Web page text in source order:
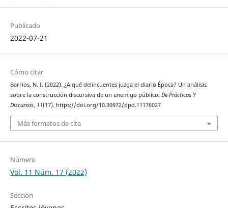
Publicado
2022-07-21
Cómo citar
Barrios, N. I. (2022). ¿A qué delincuentes juzga el diario Época? Un análisis
sobre la construcción discursiva de un enemigo público. De Prácticas Y
Discursos, 11(17). https://doi.org/10.30972/dpd.11176027
Más formatos de cita
Número
Vol. 11 Núm. 17 (2022)
Sección